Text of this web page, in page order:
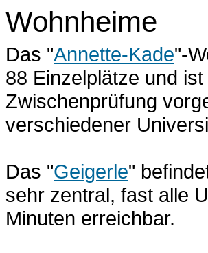
Wohnheime
Das "Annette-Kade"-
88 Einzelplätze und
Zwischenprüfung
verschiedener
Das "Geigerle"
sehr zentral, fast alle
Minuten erreichbar.